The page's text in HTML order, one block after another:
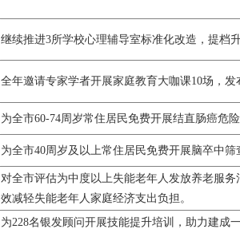
继续推进3所学校心理辅导室标准化改造，提档
全年邀请专家学者开展家庭教育大咖课10场，
为全市60-74周岁常住居民免费开展结直肠癌危
为全市40周岁及以上常住居民免费开展脑卒中
对全市评估为中度以上失能老年人发放养老服
效减轻失能老年人家庭经济支出负担。
为228名银发顾问开展技能提升培训，助力建成